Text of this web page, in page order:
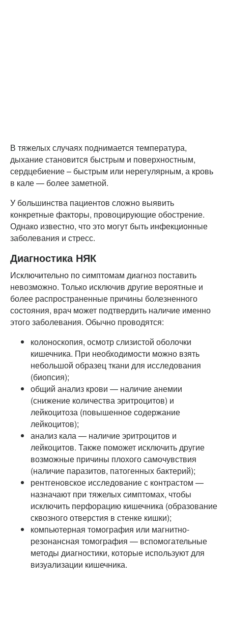
В тяжелых случаях поднимается температура,
дыхание становится быстрым и поверхностным,
сердцебиение – быстрым или нерегулярным, а кровь
в кале — более заметной.
У большинства пациентов сложно выявить
конкретные факторы, провоцирующие обострение.
Однако известно, что это могут быть инфекционные
заболевания и стресс.
Диагностика НЯК
Исключительно по симптомам диагноз поставить
невозможно. Только исключив другие вероятные и
более распространенные причины болезненного
состояния, врач может подтвердить наличие именно
этого заболевания. Обычно проводятся:
колоноскопия, осмотр слизистой оболочки
кишечника. При необходимости можно взять
небольшой образец ткани для исследования
(биопсия);
общий анализ крови — наличие анемии
(снижение количества эритроцитов) и
лейкоцитоза (повышенное содержание
лейкоцитов);
анализ кала — наличие эритроцитов и
лейкоцитов. Также поможет исключить другие
возможные причины плохого самочувствия
(наличие паразитов, патогенных бактерий);
рентгеновское исследование с контрастом —
назначают при тяжелых симптомах, чтобы
исключить перфорацию кишечника (образование
сквозного отверстия в стенке кишки);
компьютерная томография или магнитно-
резонансная томография — вспомогательные
методы диагностики, которые используют для
визуализации кишечника.